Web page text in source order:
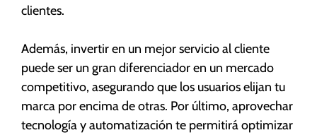
clientes.
Además, invertir en un mejor servicio al cliente
puede ser un gran diferenciador en un mercado
competitivo, asegurando que los usuarios elijan tu
marca por encima de otras. Por último, aprovechar
tecnología y automatización te permitirá optimizar